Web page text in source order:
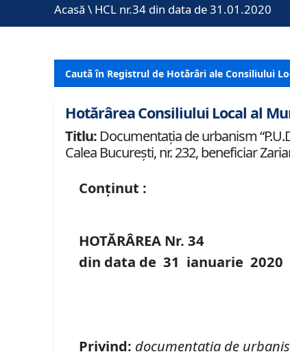
Acasă \ HCL nr.34 din data de 31.01.2020
Caută în Registrul de Hotărâri ale Consiliului
Hotărârea Consiliului Local al
Titlu: Documentaţia de urbanism
Calea Bucureşti, nr. 232, beneficiar
Conținut :
HOTĂRÂREA Nr.34
din data de 31 ianuarie2020
Privind: documentaţia de